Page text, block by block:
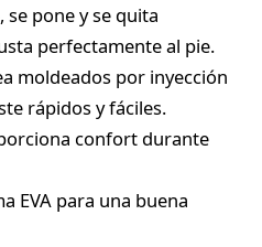
se pone y se quita
perfectamente al pie.
moldeados por inyección
rápidos y fáciles.
confort durante
EVA para una buena